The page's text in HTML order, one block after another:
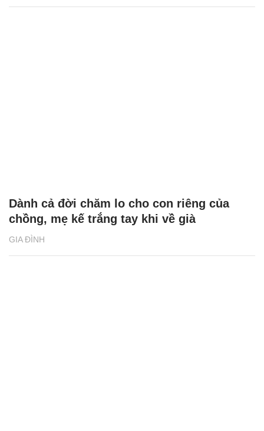
GIA ĐÌNH
Dành cả đời chăm lo cho con riêng của
chồng, mẹ kế trắng tay khi về già